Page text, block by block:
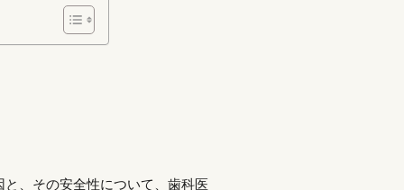
、その安全性について、歯科医